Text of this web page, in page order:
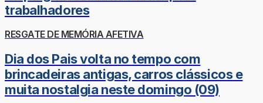
trabalhadores
RESGATE DE MEMÓRIA AFETIVA
Dia dos Pais volta no tempo com
brincadeiras antigas, carros clássicos e
muita nostalgia neste domingo (09)